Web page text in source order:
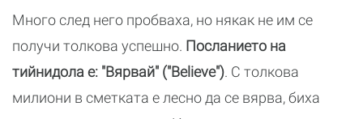
Много след него пробваха, но някак не им се
получи толкова успешно. Посланието на
тийнидола е: "Вярвай" ("Believe"). С толкова
милиони в сметката е лесно да се вярва, биха